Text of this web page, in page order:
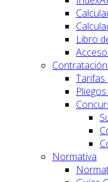
Libro
Tarifas
Normativa